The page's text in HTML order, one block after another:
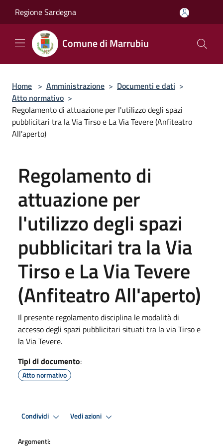
Regione Sardegna
Comune di Marrubiu
Home > Amministrazione > Documenti e dati >
Atto normativo >
Regolamento di attuazione per l'utilizzo degli spazi
pubblicitari tra la Via Tirso e La Via Tevere (Anfiteatro
All'aperto)
Regolamento di
attuazione per
l'utilizzo degli spazi
pubblicitari tra la Via
Tirso e La Via Tevere
(Anfiteatro All'aperto)
Il presente regolamento disciplina le modalità di
accesso degli spazi pubblicitari situati tra la via Tirso e
la Via Tevere.
Tipi di documento:
Atto normativo
Condividi Vedi azioni
Argomenti: